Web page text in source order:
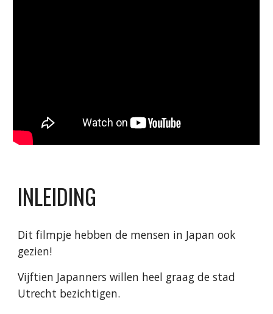
INLEIDING
Dit filmpje hebben de mensen in Japan ook
gezien!
Vijftien Japanners willen heel graag de stad
Utrecht bezichtigen.